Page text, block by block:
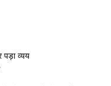
पड़ा व्यय